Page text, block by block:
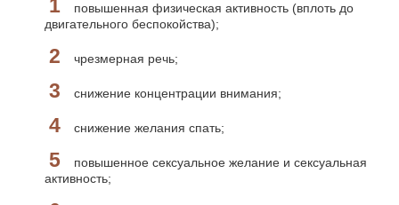
повышенная физическая активность (вплоть до
двигательного беспокойства);
чрезмерная речь;
снижение концентрации внимания;
снижение желания спать;
повышенное сексуальное желание и сексуальная
активность;